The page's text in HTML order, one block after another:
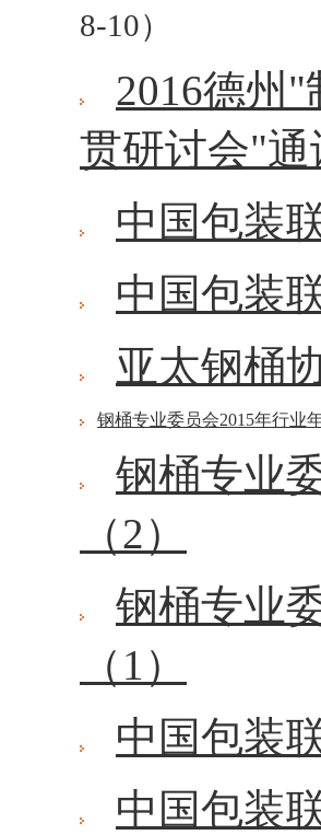
8-10）
2016德州
贯研讨会"通
中国包装
中国包装
亚太钢桶
钢桶专业委员会2015年行业
钢桶专业
（2）
钢桶专业
（1）
中国包装
中国包装